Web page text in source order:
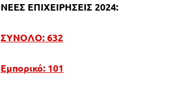
ΝΕΕΣ ΕΠΙΧΕΙΡΗΣΕΙΣ 2024:
ΣΥΝΟΛΟ: 632
Εμπορικό: 101